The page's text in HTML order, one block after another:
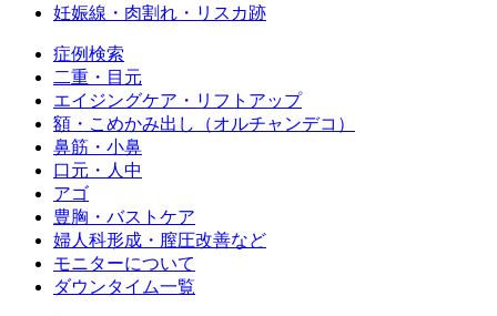
妊娠線・肉割れ・リスカ跡
症例検索
二重・目元
エイジングケア・リフトアップ
額・こめかみ出し（オルチャンデコ）
鼻筋・小鼻
口元・人中
アゴ
豊胸・バストケア
婦人科形成・膣圧改善など
モニターについて
ダウンタイム一覧